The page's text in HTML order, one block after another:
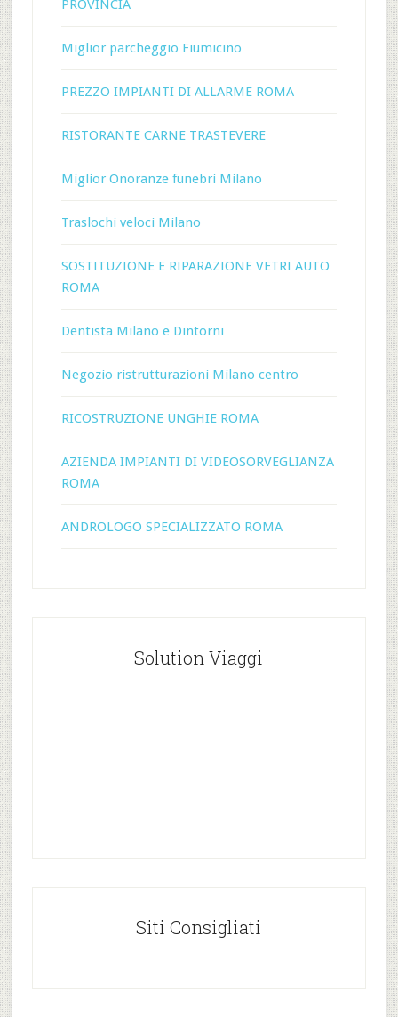
PROVINCIA
Miglior parcheggio Fiumicino
PREZZO IMPIANTI DI ALLARME ROMA
RISTORANTE CARNE TRASTEVERE
Miglior Onoranze funebri Milano
Traslochi veloci Milano
SOSTITUZIONE E RIPARAZIONE VETRI AUTO
ROMA
Dentista Milano e Dintorni
Negozio ristrutturazioni Milano centro
RICOSTRUZIONE UNGHIE ROMA
AZIENDA IMPIANTI DI VIDEOSORVEGLIANZA
ROMA
ANDROLOGO SPECIALIZZATO ROMA
Solution Viaggi
Siti Consigliati